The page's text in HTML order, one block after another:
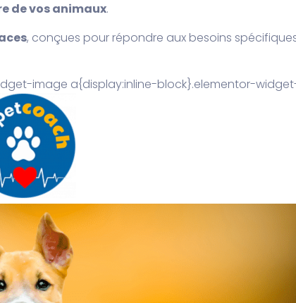
de vos animaux.
, conçues pour répondre aux besoins
image a{display:inline-block}.elementor-